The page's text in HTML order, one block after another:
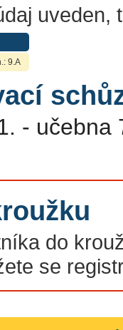
9.A
- učebna
do
se